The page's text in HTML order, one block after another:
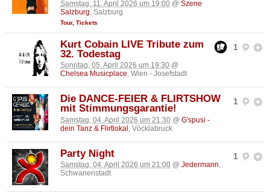
Samstag, 11. April 2026 um 19:00 @ Szene
Salzburg, Salzburg
Tour, Tickets
1
Kurt Cobain LIVE Tribute zum
32. Todestag
Sonntag, 05. April 2026 um 19:30 @
Chelsea Musicplace, Wien - Josefstadt
1
Die DANCE-FEIER & FLIRTSHOW
mit Stimmungsgarantie!
Samstag, 04. April 2026 um 21:30 @ G'spusi -
dein Tanz & Flirtlokal , Vöcklabruck
1
Party Night
Samstag, 04. April 2026 um 21:00 @ Jedermann,
Schwanenstadt